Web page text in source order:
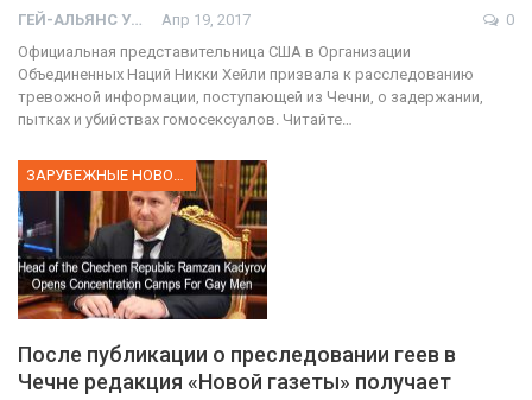
ГЕЙ-АЛЬЯНС УКРАИНА Апр 19, 2017
0
Официальная представительница США в Организации
Объединенных Наций Никки Хейли призвала к расследованию
тревожной информации, поступающей из Чечни, о задержании,
пытках и убийствах гомосексуалов. Читайте…
ЗАРУБЕЖНЫЕ НОВОСТИ
После публикации о преследовании геев в
Чечне редакция «Новой газеты» получает